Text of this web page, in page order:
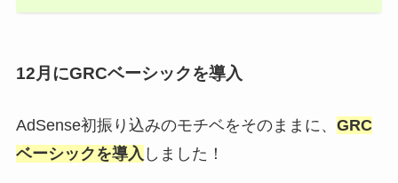
12月にGRCベーシックを導入
AdSense初振り込みのモチベをそのままに、 GRC
ベーシックを導入 しました！